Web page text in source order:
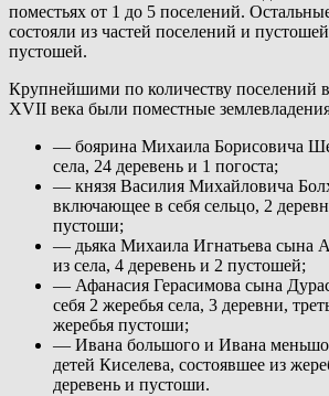
поместьях от 1 до 5 поселений.
состояли из частей поселений и
пустошей.
Крупнейшими по количеству поселений
XVII века были поместные
— боярина Михаила Борисовича
села, 24 деревень и 1 погоста;
— князя Василия Михайловича
включающее в себя сельцо, 2
пустоши;
— дьяка Михаила Игнатьева сына
из села, 4 деревень и 2 пустошей;
— Афанасия Герасимова сына
себя 2 жеребья села, 3 деревни,
жеребья пустоши;
— Ивана большого и Ивана
детей Киселева, состоявшее из
деревень и пустоши.